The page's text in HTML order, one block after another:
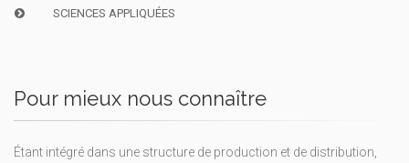
SCIENCES APPLIQUÉES
Pour mieux nous connaître
Étant intégré dans une structure de production et de distribution,